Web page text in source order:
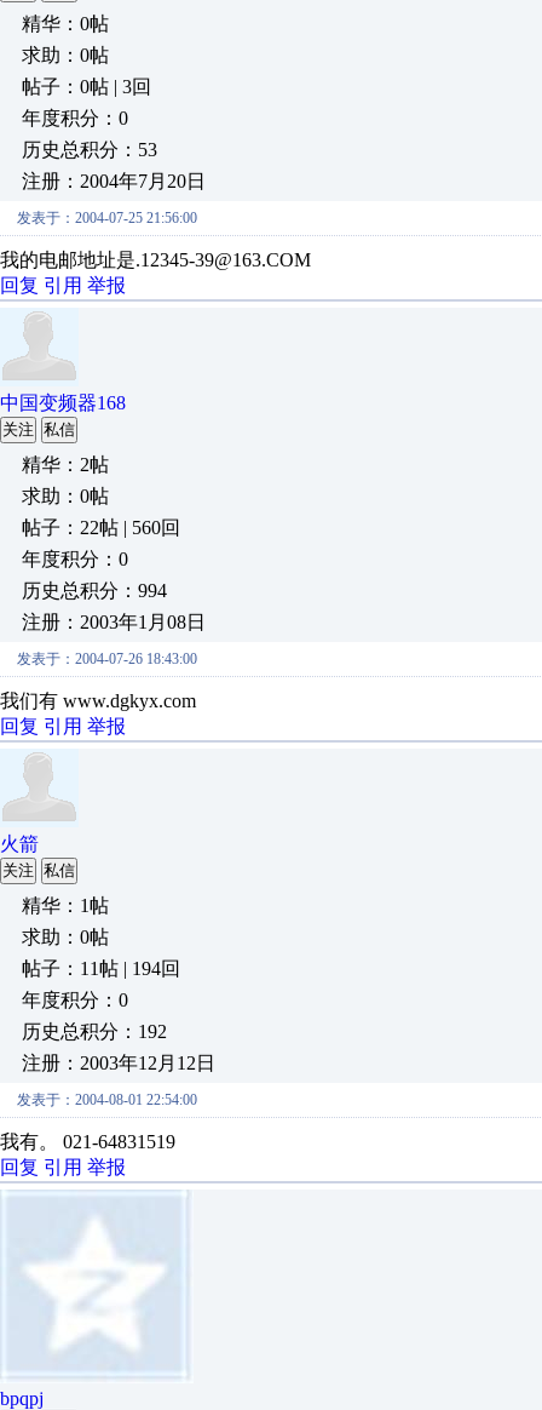
精华：0帖
求助：0帖
帖子：0帖 | 3回
年度积分：0
历史总积分：53
注册：2004年7月20日
发表于：2004-07-25 21:56:00
我的电邮地址是.12345-39@163.COM
回复 引用 举报
中国变频器168
关注 私信
精华：2帖
求助：0帖
帖子：22帖 | 560回
年度积分：0
历史总积分：994
注册：2003年1月08日
发表于：2004-07-26 18:43:00
我们有 www.dgkyx.com
回复 引用 举报
火箭
关注 私信
精华：1帖
求助：0帖
帖子：11帖 | 194回
年度积分：0
历史总积分：192
注册：2003年12月12日
发表于：2004-08-01 22:54:00
我有。 021-64831519
回复 引用 举报
bpqpj